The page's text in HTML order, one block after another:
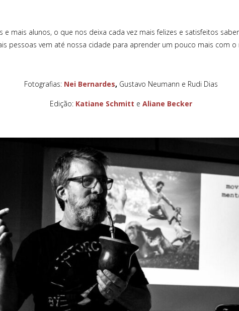
alunos, o que nos deixa cada vez mais felizes e satisfeitos
pessoas vem até nossa cidade para aprender um pouco mais com
Fotografias: Nei Bernardes, Gustavo Neumann e Rudi Dias
Edição: Katiane Schmitt e Aliane Becker